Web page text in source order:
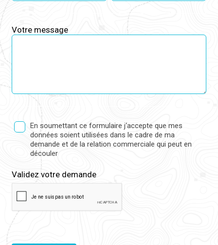
Votre message
En soumettant ce formulaire j‘accepte que mes
données soient utilisées dans le cadre de ma
demande et de la relation commerciale qui peut en
découler
Validez votre demande